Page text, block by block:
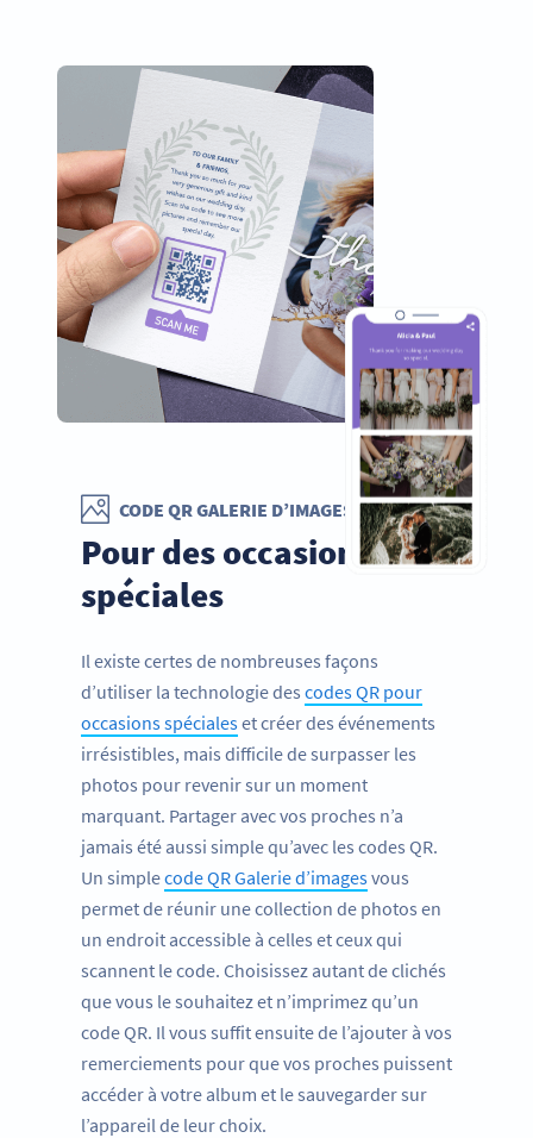
CODE QR GALERIE D’IMAGES
Pour des occasions très
spéciales
Il existe certes de nombreuses façons
d’utiliser la technologie des codes QR pour
occasions spécialeset créer des événements
irrésistibles, mais difficile de surpasser les
photos pour revenir sur un moment
marquant. Partager avec vos proches n’a
jamais été aussi simple qu’avec les codes QR.
Un simplecode QR Galerie d’imagesvous
permet de réunir une collection de photos en
un endroit accessible à celles et ceux qui
scannent le code. Choisissez autant de clichés
que vous le souhaitez et n’imprimez qu’un
code QR. Il vous suffit ensuite de l’ajouter à vos
remerciements pour que vos proches puissent
accéder à votre album et le sauvegarder sur
l’appareil de leur choix.